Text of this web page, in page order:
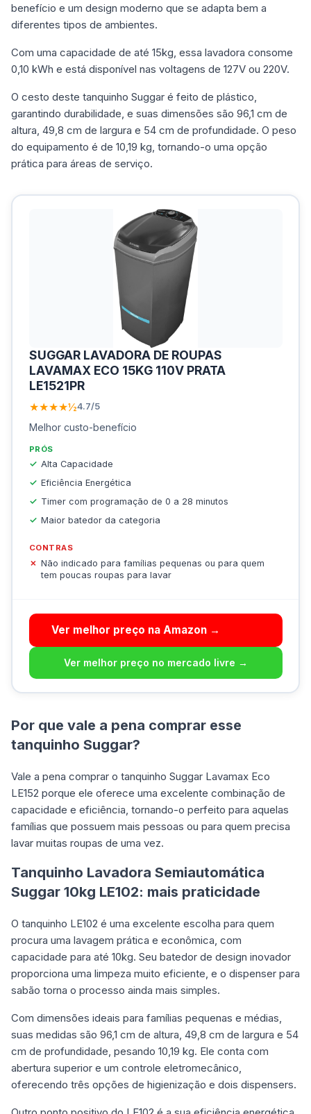
benefício e um design moderno que se adapta bem a
diferentes tipos de ambientes.
Com uma capacidade de até 15kg, essa lavadora consome
0,10 kWh e está disponível nas voltagens de 127V ou 220V.
O cesto deste tanquinho Suggar é feito de plástico,
garantindo durabilidade, e suas dimensões são 96,1 cm de
altura, 49,8 cm de largura e 54 cm de profundidade. O peso
do equipamento é de 10,19 kg, tornando-o uma opção
prática para áreas de serviço.
SUGGAR LAVADORA DE ROUPAS
LAVAMAX ECO 15KG 110V PRATA
LE1521PR
★★★★½4.7/5
Melhor custo-benefício
PRÓS
Alta Capacidade
Eficiência Energética
Timer com programação de 0 a 28 minutos
Maior batedor da categoria
CONTRAS
Não indicado para famílias pequenas ou para quem
tem poucas roupas para lavar
Ver melhor preço na Amazon →
Ver melhor preço no mercado livre →
Por que vale a pena comprar esse
tanquinho Suggar?
Vale a pena comprar o tanquinho Suggar Lavamax Eco
LE152 porque ele oferece uma excelente combinação de
capacidade e eficiência, tornando-o perfeito para aquelas
famílias que possuem mais pessoas ou para quem precisa
lavar muitas roupas de uma vez.
Tanquinho Lavadora Semiautomática
Suggar 10kg LE102: mais praticidade
O tanquinho LE102 é uma excelente escolha para quem
procura uma lavagem prática e econômica, com
capacidade para até 10kg. Seu batedor de design inovador
proporciona uma limpeza muito eficiente, e o dispenser para
sabão torna o processo ainda mais simples.
Com dimensões ideais para famílias pequenas e médias,
suas medidas são 96,1 cm de altura, 49,8 cm de largura e 54
cm de profundidade, pesando 10,19 kg. Ele conta com
abertura superior e um controle eletromecânico,
oferecendo três opções de higienização e dois dispensers.